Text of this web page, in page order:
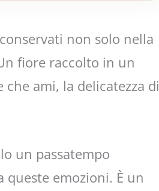
non solo nella
fiore raccolto in un
ami, la delicatezza di
un passatempo
emozioni. È un